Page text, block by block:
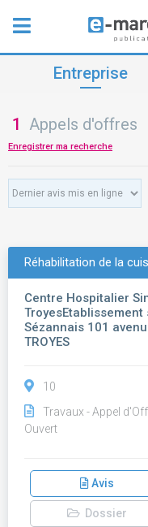
Entreprise
1 Appels d'offres
Enregistrer ma recherche
Réhabilitation de la
Centre Hospitalier
TroyesEtablissement
Sézannais 101
TROYES
10
Travaux - Appel
Ouvert
Avis
Dossier